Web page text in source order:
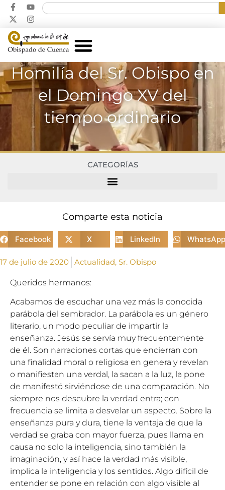
Homilía del Sr. Obispo en
el Domingo XV del
tiempo ordinario
CATEGORÍAS
Comparte esta noticia
Facebook X LinkedIn WhatsApp
17 de julio de 2020 Actualidad, Sr. Obispo
Queridos hermanos:
Acabamos de escuchar una vez más la conocida
parábola del sembrador. La parábola es un género
literario, un modo peculiar de impartir la
enseñanza. Jesús se servía muy frecuentemente
de él. Son narraciones cortas que encierran con
una finalidad moral o religiosa en genera y revelan
o manifiestan una verdal, la sacan a la luz, la pone
de manifestó sirviéndose de una comparación. No
siempre nos descubre la verdad entra; con
frecuencia se limita a desvelar un aspecto. Sobre la
enseñanza pura y dura, tiene la ventaja de que la
verdad se graba con mayor fuerza, pues llama en
causa no solo la inteligencia, sino también la
imaginación, y así hace la verdad más visible,
implica la inteligencia y los sentidos. Algo difícil de
entender se pone en relación con algo visible al